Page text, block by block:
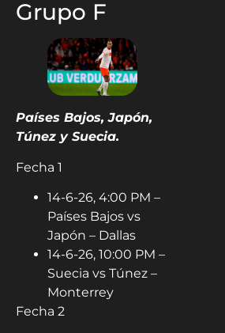
Grupo F
Países Bajos, Japón,
Túnez y Suecia.
Fecha 1
14-6-26, 4:00 PM –
Países Bajos vs
Japón – Dallas
14-6-26, 10:00 PM –
Suecia vs Túnez –
Monterrey
Fecha 2